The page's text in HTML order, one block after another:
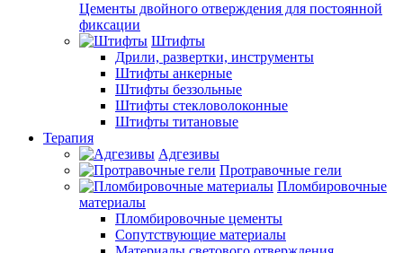
Цементы двойного отверждения для постоянной
фиксации
Штифты
Дрили, развертки, инструменты
Штифты анкерные
Штифты беззольные
Штифты стекловолоконные
Штифты титановые
Терапия
Адгезивы
Протравочные гели
Пломбировочные
материалы
Пломбировочные цементы
Сопутствующие материалы